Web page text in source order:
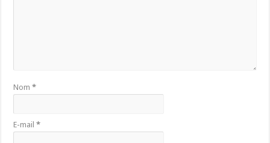
Nom*
E-mail*